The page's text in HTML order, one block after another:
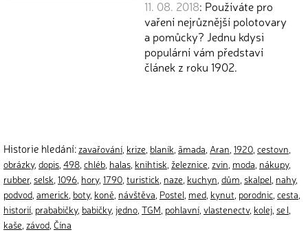
11. 08. 2018: Používáte pro
vaření nejrůznější polotovary
a pomůcky? Jednu kdysi
populární vám představí
článek z roku 1902.
Historie hledání:zavařování krize blaník ãmada Aran 1920 cestovn
obrázky, dopis 498 chléb halas knihtisk železnice zvin moda nákupy,
rubber, selsk 1096 hory, 1790 turistick naze kuchyn dům skalpel nahy,
podvod americk boty, koně návštěva Postel med kynut porodnic cesta
historií prababičky, babičky, jedno TGM pohlavní vlastenectv, kolej se l
kaše závod Čína